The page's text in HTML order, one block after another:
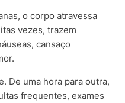
o corpo atravessa
vezes, trazem
cansaço
De uma hora para outra,
frequentes, exames